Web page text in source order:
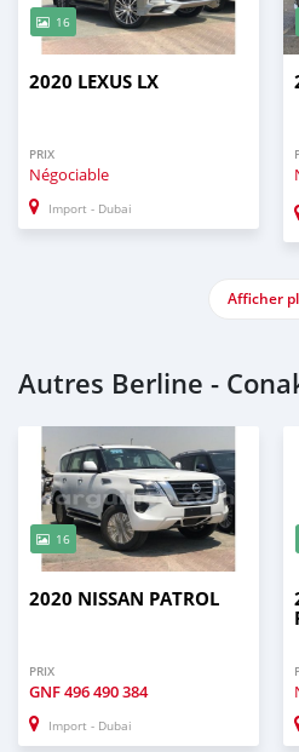
16
2020 LEXUS LX
PRIX
Négociable
Import - Dubai
Afficher
Autres Berline -
16
2020 NISSAN PATROL
PRIX
GNF496 490 384
Import - Dubai